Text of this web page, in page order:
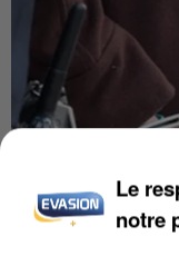
Le
notre